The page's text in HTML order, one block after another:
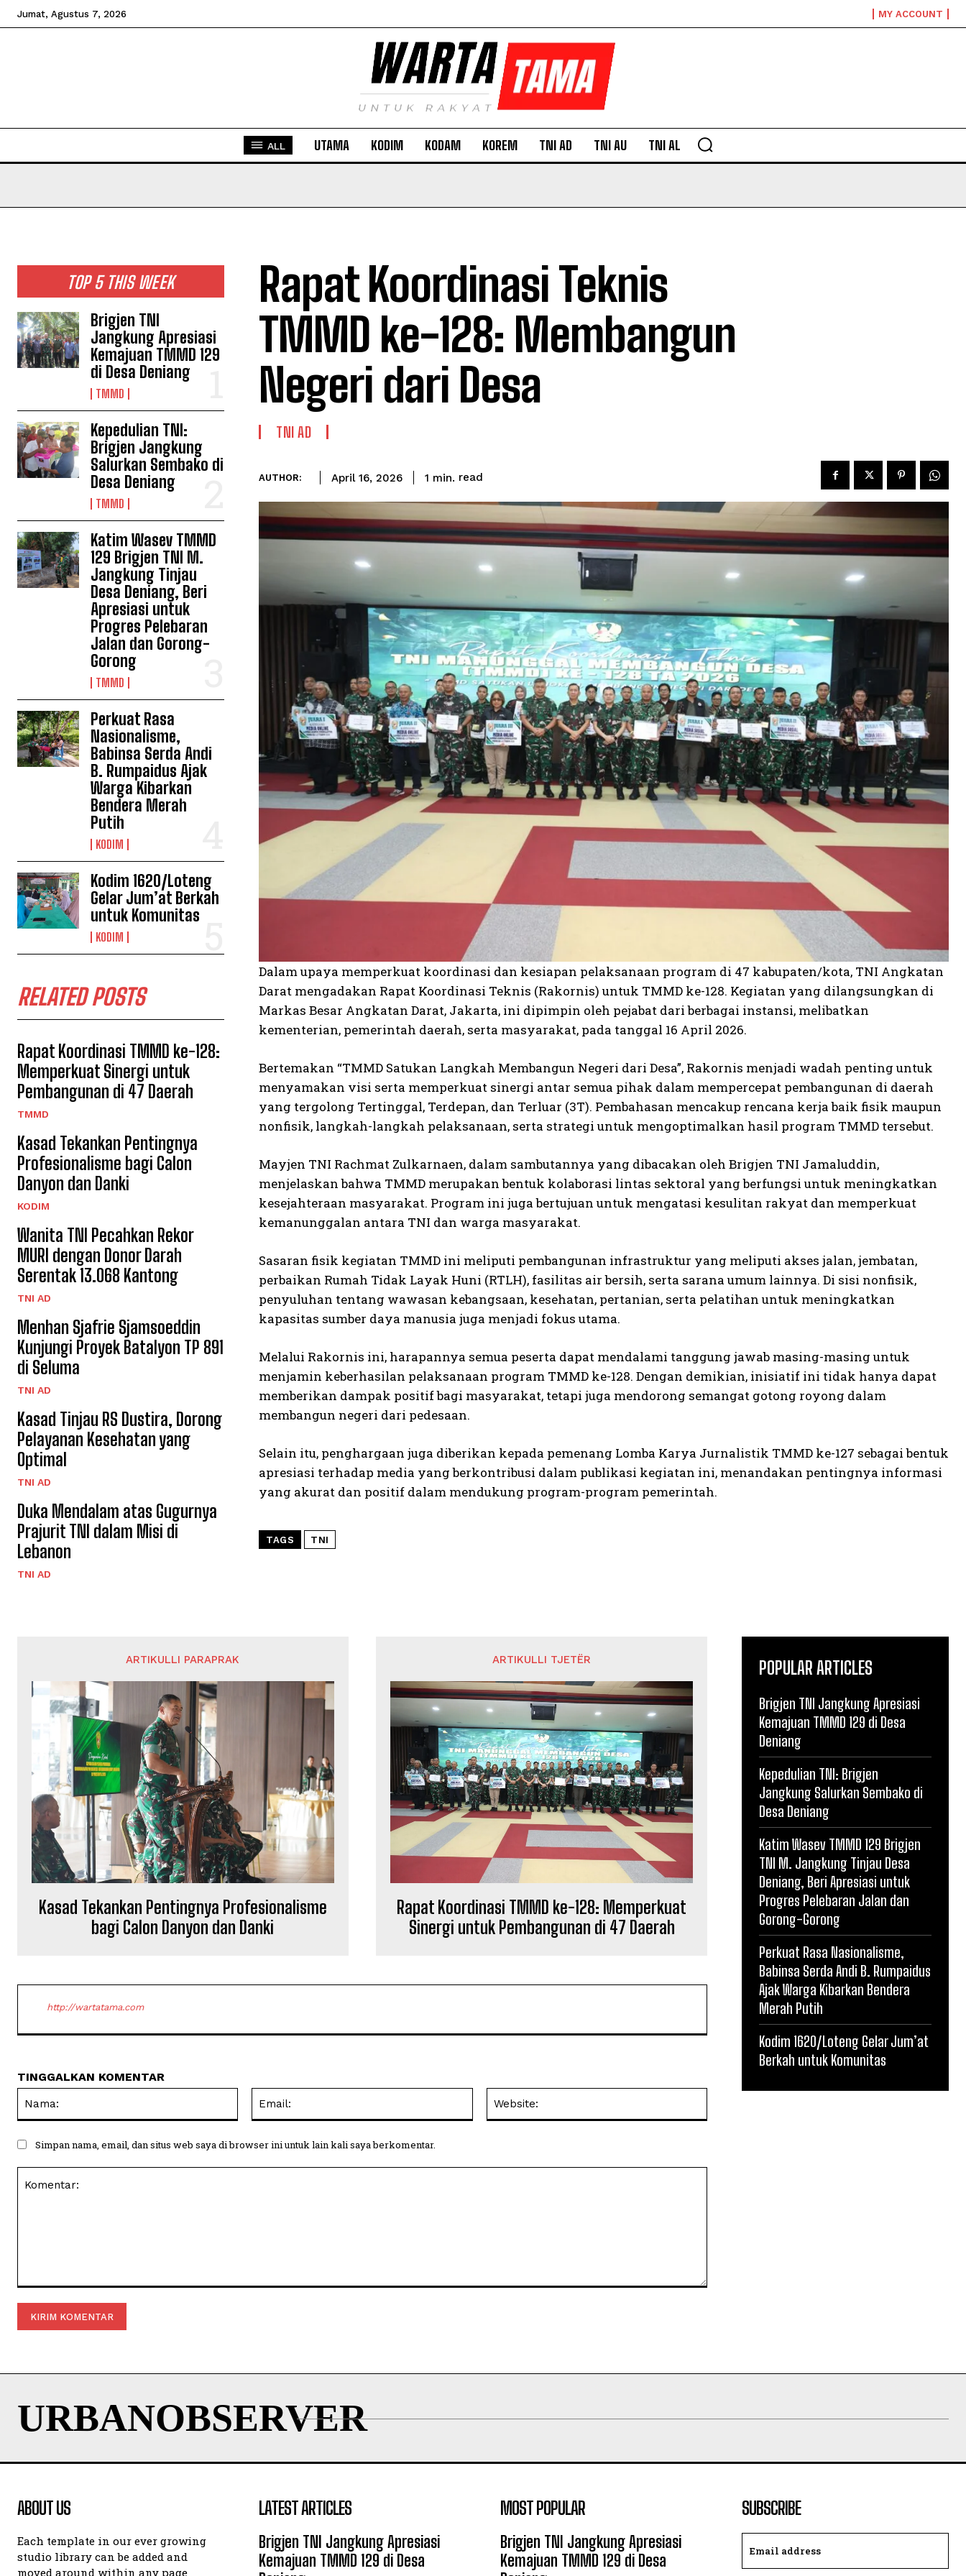
Jumat, Agustus 7, 2026 MY ACCOUNT
ALL UTAMA KODIM KODAM KOREM TNI AD TNI AU TNI AL
TOP 5 THIS WEEK
Brigjen TNI
Jangkung Apresiasi
Kemajuan TMMD 129
di Desa Deniang
TMMD
Kepedulian TNI:
Brigjen Jangkung
Salurkan Sembako di
Desa Deniang
TMMD
Katim Wasev TMMD
129 Brigjen TNI M.
Jangkung Tinjau
Desa Deniang, Beri
Apresiasi untuk
Progres Pelebaran
Jalan dan Gorong-
Gorong
TMMD
Perkuat Rasa
Nasionalisme,
Babinsa Serda Andi
B. Rumpaidus Ajak
Warga Kibarkan
Bendera Merah
Putih
KODIM
Kodim 1620/Loteng
Gelar Jum’at Berkah
untuk Komunitas
KODIM
RELATED POSTS
Rapat Koordinasi TMMD ke-128:
Memperkuat Sinergi untuk
Pembangunan di 47 Daerah
TMMD
Kasad Tekankan Pentingnya
Profesionalisme bagi Calon
Danyon dan Danki
KODIM
Wanita TNI Pecahkan Rekor
MURI dengan Donor Darah
Serentak 13.068 Kantong
TNI AD
Menhan Sjafrie Sjamsoeddin
Kunjungi Proyek Batalyon TP 891
di Seluma
TNI AD
Kasad Tinjau RS Dustira, Dorong
Pelayanan Kesehatan yang
Optimal
TNI AD
Duka Mendalam atas Gugurnya
Prajurit TNI dalam Misi di
Lebanon
TNI AD
Rapat Koordinasi Teknis
TMMD ke-128: Membangun
Negeri dari Desa
TNI AD
AUTHOR: April 16, 2026 1 min. read
Dalam upaya memperkuat koordinasi dan kesiapan pelaksanaan program di 47 kabupaten/kota, TNI Angkatan
Darat mengadakan Rapat Koordinasi Teknis (Rakornis) untuk TMMD ke-128. Kegiatan yang dilangsungkan di
Markas Besar Angkatan Darat, Jakarta, ini dipimpin oleh pejabat dari berbagai instansi, melibatkan
kementerian, pemerintah daerah, serta masyarakat, pada tanggal 16 April 2026.
Bertemakan “TMMD Satukan Langkah Membangun Negeri dari Desa”, Rakornis menjadi wadah penting untuk
menyamakan visi serta memperkuat sinergi antar semua pihak dalam mempercepat pembangunan di daerah
yang tergolong Tertinggal, Terdepan, dan Terluar (3T). Pembahasan mencakup rencana kerja baik fisik maupun
nonfisik, langkah-langkah pelaksanaan, serta strategi untuk mengoptimalkan hasil program TMMD tersebut.
Mayjen TNI Rachmat Zulkarnaen, dalam sambutannya yang dibacakan oleh Brigjen TNI Jamaluddin,
menjelaskan bahwa TMMD merupakan bentuk kolaborasi lintas sektoral yang berfungsi untuk meningkatkan
kesejahteraan masyarakat. Program ini juga bertujuan untuk mengatasi kesulitan rakyat dan memperkuat
kemanunggalan antara TNI dan warga masyarakat.
Sasaran fisik kegiatan TMMD ini meliputi pembangunan infrastruktur yang meliputi akses jalan, jembatan,
perbaikan Rumah Tidak Layak Huni (RTLH), fasilitas air bersih, serta sarana umum lainnya. Di sisi nonfisik,
penyuluhan tentang wawasan kebangsaan, kesehatan, pertanian, serta pelatihan untuk meningkatkan
kapasitas sumber daya manusia juga menjadi fokus utama.
Melalui Rakornis ini, harapannya semua peserta dapat mendalami tanggung jawab masing-masing untuk
menjamin keberhasilan pelaksanaan program TMMD ke-128. Dengan demikian, inisiatif ini tidak hanya dapat
memberikan dampak positif bagi masyarakat, tetapi juga mendorong semangat gotong royong dalam
membangun negeri dari pedesaan.
Selain itu, penghargaan juga diberikan kepada pemenang Lomba Karya Jurnalistik TMMD ke-127 sebagai bentuk
apresiasi terhadap media yang berkontribusi dalam publikasi kegiatan ini, menandakan pentingnya informasi
yang akurat dan positif dalam mendukung program-program pemerintah.
TAGS TNI
ARTIKULLI PARAPRAK
Kasad Tekankan Pentingnya Profesionalisme
bagi Calon Danyon dan Danki
ARTIKULLI TJETËR
Rapat Koordinasi TMMD ke-128: Memperkuat
Sinergi untuk Pembangunan di 47 Daerah
http://wartatama.com
TINGGALKAN KOMENTAR
Website:
Simpan nama, email, dan situs web saya di browser ini untuk lain kali saya berkomentar.
POPULAR ARTICLES
Brigjen TNI Jangkung Apresiasi
Kemajuan TMMD 129 di Desa
Deniang
Kepedulian TNI: Brigjen
Jangkung Salurkan Sembako di
Desa Deniang
Katim Wasev TMMD 129 Brigjen
TNI M. Jangkung Tinjau Desa
Deniang, Beri Apresiasi untuk
Progres Pelebaran Jalan dan
Gorong-Gorong
Perkuat Rasa Nasionalisme,
Babinsa Serda Andi B. Rumpaidus
Ajak Warga Kibarkan Bendera
Merah Putih
Kodim 1620/Loteng Gelar Jum’at
Berkah untuk Komunitas
URBANOBSERVER
ABOUT US
Each template in our ever growing
studio library can be added and
moved around within any page
LATEST ARTICLES
Brigjen TNI Jangkung Apresiasi
Kemajuan TMMD 129 di Desa
MOST POPULAR
Brigjen TNI Jangkung Apresiasi
Kemajuan TMMD 129 di Desa
SUBSCRIBE